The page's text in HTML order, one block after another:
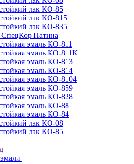
лак КО-85
лак КО-815
лак КО-835
Патина
эмаль КО-811
эмаль КО-811К
эмаль КО-813
эмаль КО-814
эмаль КО-8104
эмаль КО-859
эмаль КО-828
эмаль КО-88
эмаль КО-84
лак КО-08
лак КО-85